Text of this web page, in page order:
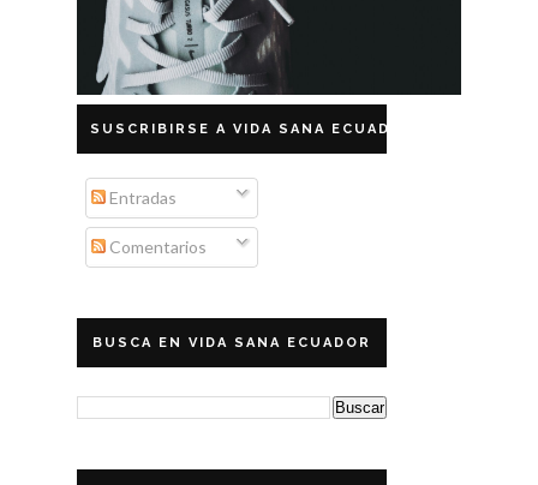
SUSCRIBIRSE A VIDA SANA ECUADOR
Entradas
Comentarios
BUSCA EN VIDA SANA ECUADOR